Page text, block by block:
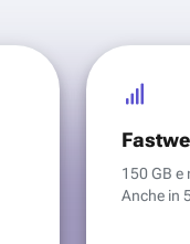
150 GB e
Anche in